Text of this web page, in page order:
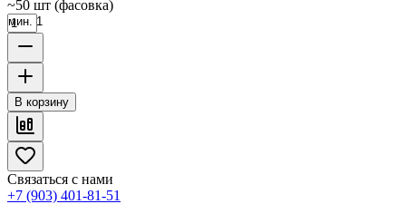
~50 шт (фасовка)
мин. 1
В корзину
Связаться с нами
+7 (903) 401-81-51